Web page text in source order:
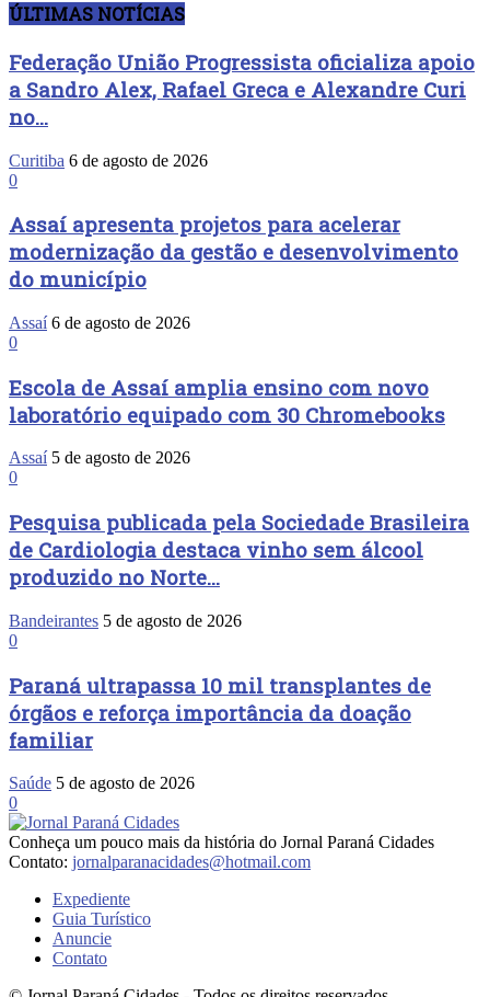
ÚLTIMAS NOTÍCIAS
Federação União Progressista oficializa apoio
a Sandro Alex, Rafael Greca e Alexandre Curi
no...
Curitiba 6 de agosto de 2026
0
Assaí apresenta projetos para acelerar
modernização da gestão e desenvolvimento
do município
Assaí 6 de agosto de 2026
0
Escola de Assaí amplia ensino com novo
laboratório equipado com 30 Chromebooks
Assaí 5 de agosto de 2026
0
Pesquisa publicada pela Sociedade Brasileira
de Cardiologia destaca vinho sem álcool
produzido no Norte...
Bandeirantes 5 de agosto de 2026
0
Paraná ultrapassa 10 mil transplantes de
órgãos e reforça importância da doação
familiar
Saúde 5 de agosto de 2026
0
Conheça um pouco mais da história do Jornal Paraná Cidades
Contato: jornalparanacidades@hotmail.com
Expediente
Guia Turístico
Anuncie
Contato